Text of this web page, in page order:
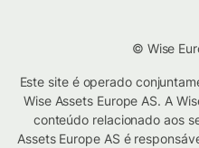
© Wise
Este site é operado
Wise Assets Europe AS. A
conteúdo relacionado aos
Assets Europe AS é